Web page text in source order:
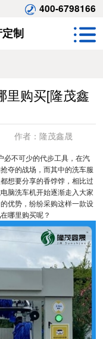
400-6798166
制
里购买[隆茂鑫
作者： 隆茂鑫晟
必不可少的代步工具，在汽
夺的战场，而其中的洗车服
想要分享的香饽饽，相比过
脑洗车机开始逐渐走入大家
优势，纷纷采购这样一款设
在哪里购买呢？